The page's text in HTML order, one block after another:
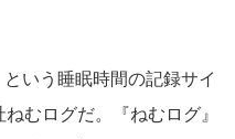
いう睡眠時間の記録サイ
むログだ。『ねむログ』